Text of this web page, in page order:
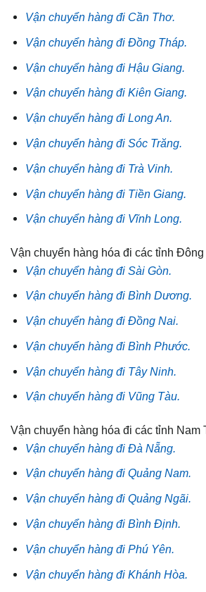
Vận chuyển hàng đi Cần Thơ.
Vận chuyển hàng đi Đồng Tháp.
Vận chuyển hàng đi Hậu Giang.
Vận chuyển hàng đi Kiên Giang.
Vận chuyển hàng đi Long An.
Vận chuyển hàng đi Sóc Trăng.
Vận chuyển hàng đi Trà Vinh.
Vận chuyển hàng đi Tiền Giang.
Vận chuyển hàng đi Vĩnh Long.
Vận chuyển hàng hóa đi các tỉnh Đông
Vận chuyển hàng đi Sài Gòn.
Vận chuyển hàng đi Bình Dương.
Vận chuyển hàng đi Đồng Nai.
Vận chuyển hàng đi Bình Phước.
Vận chuyển hàng đi Tây Ninh.
Vận chuyển hàng đi Vũng Tàu.
Vận chuyển hàng hóa đi các tỉnh Nam
Vận chuyển hàng đi Đà Nẵng.
Vận chuyển hàng đi Quảng Nam.
Vận chuyển hàng đi Quảng Ngãi.
Vận chuyển hàng đi Bình Định.
Vận chuyển hàng đi Phú Yên.
Vận chuyển hàng đi Khánh Hòa.